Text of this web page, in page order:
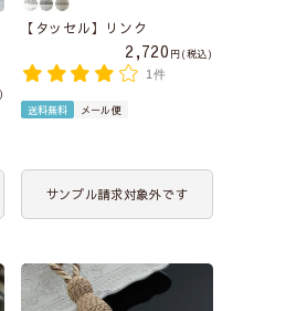
【タッセル】リンク
2,720
税込
1件
送料無料 メール便
サンプル請求対象外です